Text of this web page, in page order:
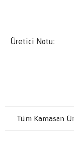
Üretici Notu:
Tüm Kamasan